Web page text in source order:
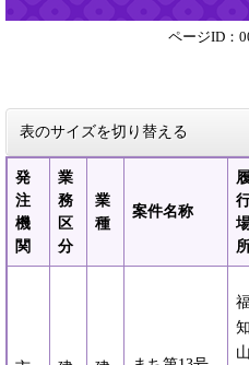
ページID：
表のサイズを切り替える
発
注
機
関
業
務
区
分
業
種
案件名称
福
知
山